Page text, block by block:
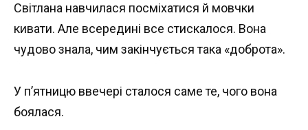
Світлана навчилася посміхатися й мовчки
кивати. Але всередині все стискалося. Вона
чудово знала, чим закінчується така «доброта».
У п’ятницю ввечері сталося саме те, чого вона
боялася.